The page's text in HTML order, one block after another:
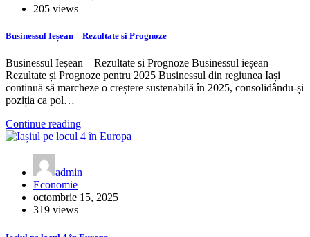
205 views
Businessul Ieșean – Rezultate si Prognoze
Businessul Ieșean – Rezultate si Prognoze Businessul ieșean –
Rezultate și Prognoze pentru 2025 Businessul din regiunea Iași
continuă să marcheze o creștere sustenabilă în 2025, consolidându-și
poziția ca pol…
Continue reading
admin
Economie
octombrie 15, 2025
319 views